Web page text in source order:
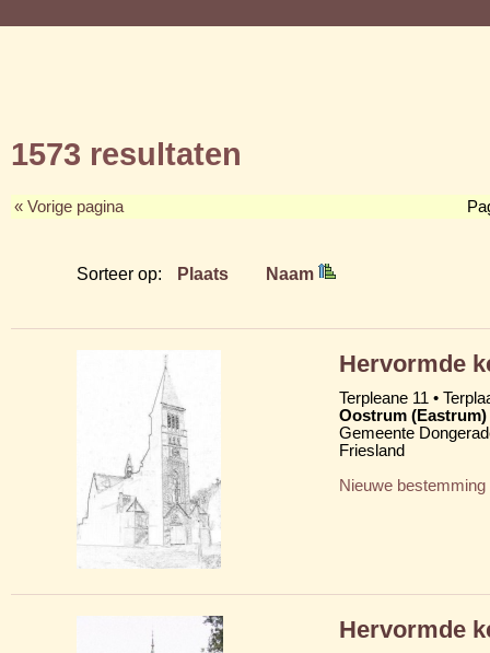
1573 resultaten
« Vorige pagina
Sorteer op: Plaats Naam
Hervormde
Terpleane 11 •
Oostrum (Eastrum)
Gemeente
Friesland
Nieuwe bestemming
Hervormde